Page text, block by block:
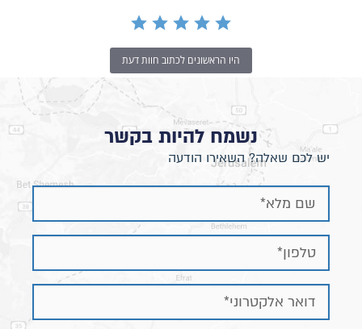
היו הראשונים לכתוב חוות דעת
נשמח להיות בקשר
יש לכם שאלה? השאירו הודעה